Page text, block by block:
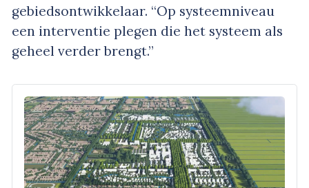
gebiedsontwikkelaar. “Op systeemniveau
een interventie plegen die het systeem als
geheel verder brengt.”